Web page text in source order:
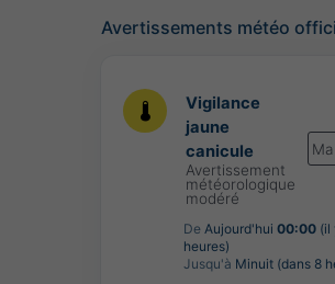
Avertissements météo
Vigilance
jaune
canicule
Avertissement
météorologique
modéré
De Aujourd'hui 00:00 (il
heures)
Jusqu'à Minuit (dans 8